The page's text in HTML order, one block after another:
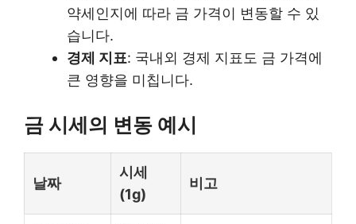
약세인지에 따라 금 가격이 변동할 수 있
습니다.
경제 지표: 국내외 경제 지표도 금 가격에
큰 영향을 미칩니다.
금 시세의 변동 예시
날짜
시세
(1g)
비고